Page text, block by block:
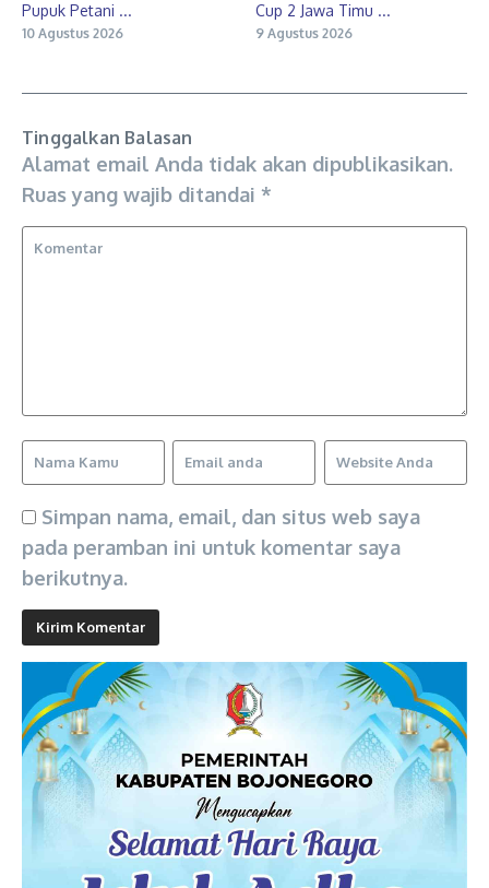
Pupuk Petani ...
10 Agustus 2026
Cup 2 Jawa Timu ...
9 Agustus 2026
Tinggalkan Balasan
Alamat email Anda tidak akan dipublikasikan.
Ruas yang wajib ditandai *
Simpan nama, email, dan situs web saya
pada peramban ini untuk komentar saya
berikutnya.